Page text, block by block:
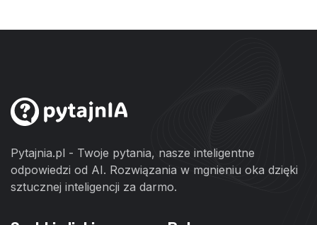
Pytajnia.pl - Twoje pytania, nasze inteligentne
odpowiedzi od AI. Rozwiązania w mgnieniu oka dzięki
sztucznej inteligencji za darmo.